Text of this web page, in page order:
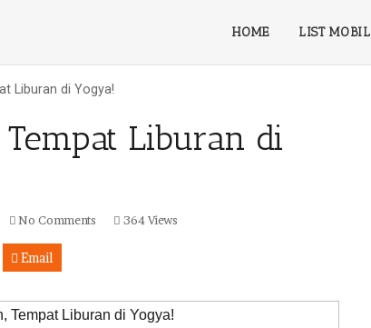
HOME LIST MOBIL
Liburan di Yogya!
Liburan di
No Comments 364 Views
Email